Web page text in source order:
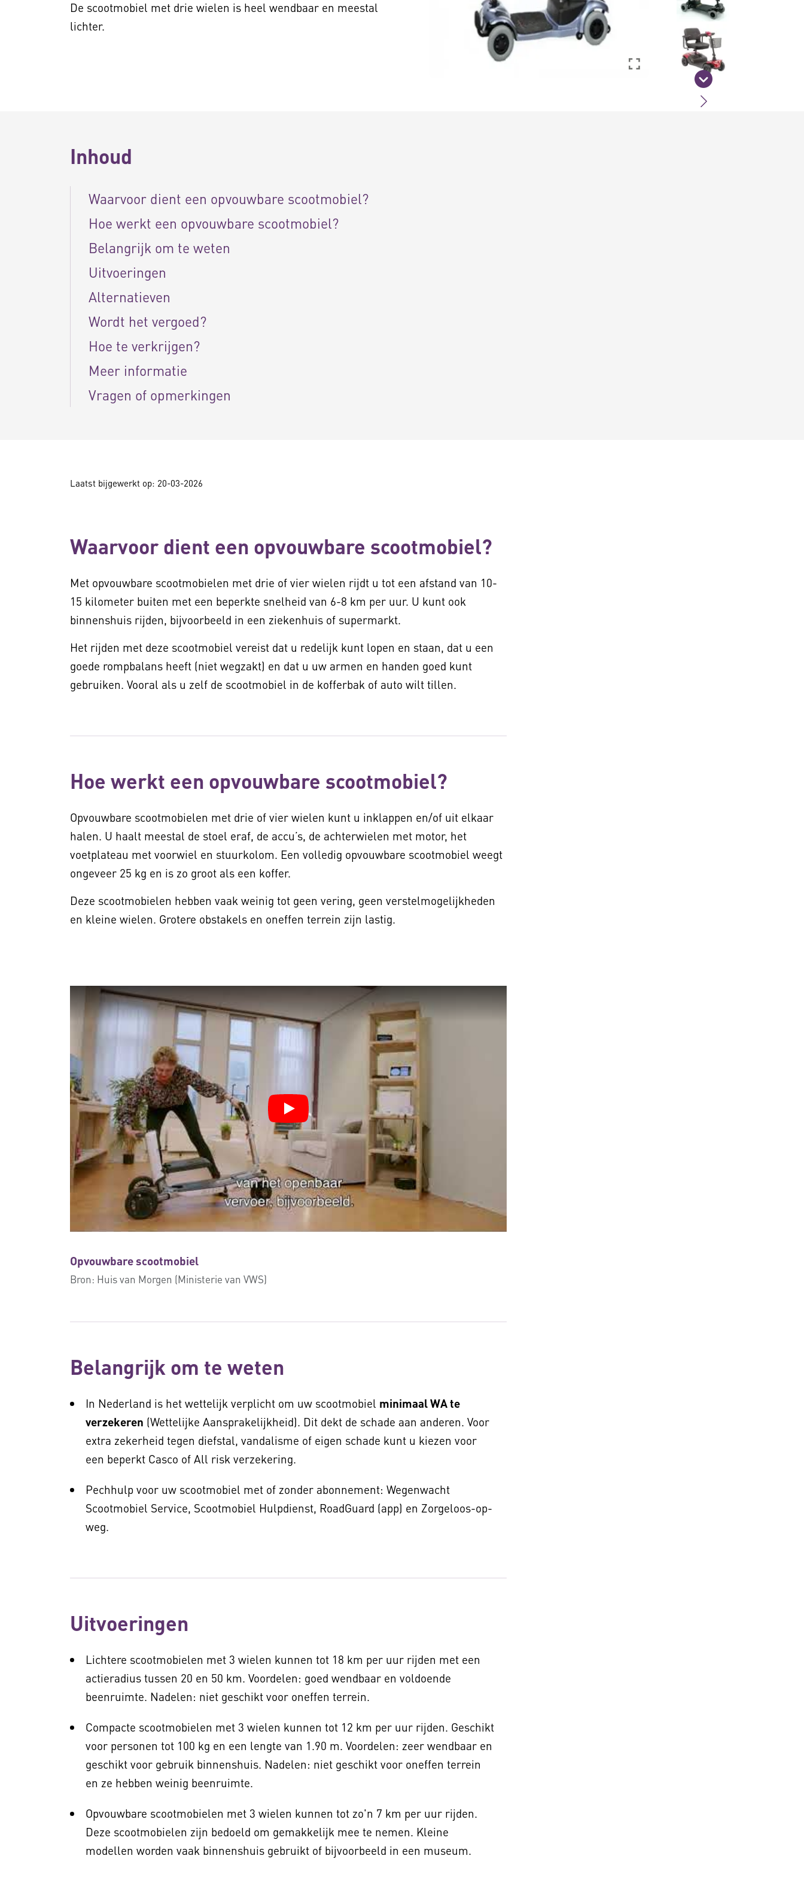
De scootmobiel met drie wielen is heel wendbaar en meestal
lichter.
Inhoud
Waarvoor dient een opvouwbare scootmobiel?
Hoe werkt een opvouwbare scootmobiel?
Belangrijk om te weten
Uitvoeringen
Alternatieven
Wordt het vergoed?
Hoe te verkrijgen?
Meer informatie
Vragen of opmerkingen
Laatst bijgewerkt op: 20-03-2026
Waarvoor dient een opvouwbare scootmobiel?
Met opvouwbare scootmobielen met drie of vier wielen rijdt u tot een afstand van 10-
15 kilometer buiten met een beperkte snelheid van 6-8 km per uur. U kunt ook
binnenshuis rijden, bijvoorbeeld in een ziekenhuis of supermarkt.
Het rijden met deze scootmobiel vereist dat u redelijk kunt lopen en staan, dat u een
goede rompbalans heeft (niet wegzakt) en dat u uw armen en handen goed kunt
gebruiken. Vooral als u zelf de scootmobiel in de kofferbak of auto wilt tillen.
Hoe werkt een opvouwbare scootmobiel?
Opvouwbare scootmobielen met drie of vier wielen kunt u inklappen en/of uit elkaar
halen. U haalt meestal de stoel eraf, de accu’s, de achterwielen met motor, het
voetplateau met voorwiel en stuurkolom. Een volledig opvouwbare scootmobiel weegt
ongeveer 25 kg en is zo groot als een koffer.
Deze scootmobielen hebben vaak weinig tot geen vering, geen verstelmogelijkheden
en kleine wielen. Grotere obstakels en oneffen terrein zijn lastig.
Opvouwbare scootmobiel
Bron: Huis van Morgen (Ministerie van VWS)
Belangrijk om te weten
In Nederland is het wettelijk verplicht om uw scootmobiel minimaal WA te
verzekeren (Wettelijke Aansprakelijkheid). Dit dekt de schade aan anderen. Voor
extra zekerheid tegen diefstal, vandalisme of eigen schade kunt u kiezen voor
een beperkt Casco of All risk verzekering.
Pechhulp voor uw scootmobiel met of zonder abonnement: Wegenwacht
Scootmobiel Service, Scootmobiel Hulpdienst, RoadGuard (app) en Zorgeloos-op-
weg.
Uitvoeringen
Lichtere scootmobielen met 3 wielen kunnen tot 18 km per uur rijden met een
actieradius tussen 20 en 50 km. Voordelen: goed wendbaar en voldoende
beenruimte. Nadelen: niet geschikt voor oneffen terrein.
Compacte scootmobielen met 3 wielen kunnen tot 12 km per uur rijden. Geschikt
voor personen tot 100 kg en een lengte van 1.90 m. Voordelen: zeer wendbaar en
geschikt voor gebruik binnenshuis. Nadelen: niet geschikt voor oneffen terrein
en ze hebben weinig beenruimte.
Opvouwbare scootmobielen met 3 wielen kunnen tot zo'n 7 km per uur rijden.
Deze scootmobielen zijn bedoeld om gemakkelijk mee te nemen. Kleine
modellen worden vaak binnenshuis gebruikt of bijvoorbeeld in een museum.